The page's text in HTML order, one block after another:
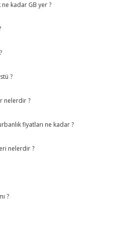
kadar GB yer ?
?
nelerdir ?
fiyatları ne kadar ?
nelerdir ?
?